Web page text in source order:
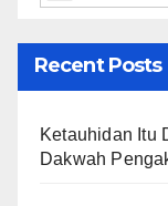
Recent Posts
Ketauhidan Itu
Dakwah